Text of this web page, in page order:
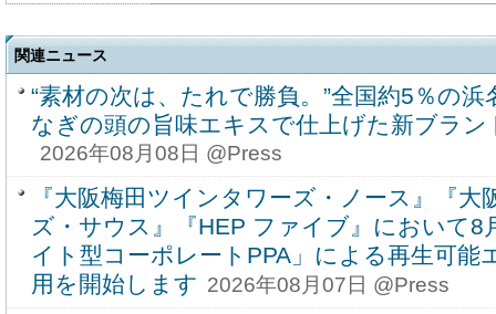
関連ニュース
“素材の次は、たれで勝負。”全国約5％の
なぎの頭の旨味エキスで仕上げた新ブラン
2026年08月08日 @Press
『大阪梅田ツインタワーズ・ノース』『
ズ・サウス』『HEP ファイブ』において8
イト型コーポレートPPA」による再生可能
用を開始します 2026年08月07日 @Press